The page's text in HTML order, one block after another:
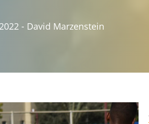
- David Marzenstein